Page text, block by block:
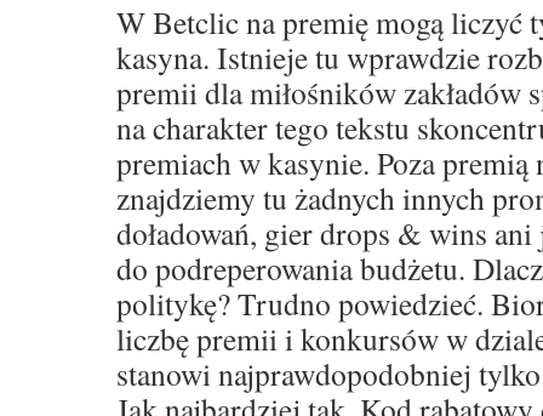
W Betclic na premię mogą liczyć
kasyna. Istnieje tu wprawdzie
premii dla miłośników zakładów
na charakter tego tekstu
premiach w kasynie. Poza
znajdziemy tu żadnych innych
doładowań, gier drops & wins
do podreperowania budżetu.
politykę? Trudno powiedzieć.
liczbę premii i konkursów w
stanowi najprawdopodobniej